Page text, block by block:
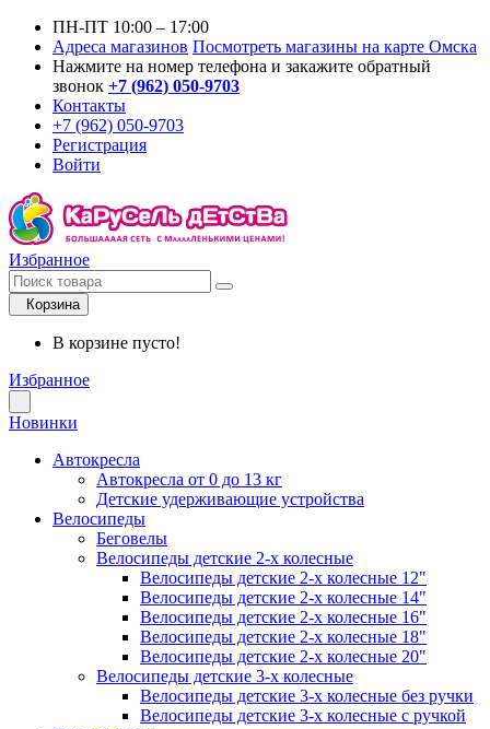
ПН-ПТ 10:00 – 17:00
Адреса магазинов Посмотреть магазины на карте Омска
Нажмите на номер телефона и закажите обратный
звонок +7 (962) 050-9703
Контакты
+7 (962) 050-9703
Регистрация
Войти
Избранное
Корзина
В корзине пусто!
Избранное
Новинки
Автокресла
Автокресла от 0 до 13 кг
Детские удерживающие устройства
Велосипеды
Беговелы
Велосипеды детские 2-х колесные
Велосипеды детские 2-х колесные 12"
Велосипеды детские 2-х колесные 14"
Велосипеды детские 2-х колесные 16"
Велосипеды детские 2-х колесные 18"
Велосипеды детские 2-х колесные 20"
Велосипеды детские 3-х колесные
Велосипеды детские 3-х колесные без ручки
Велосипеды детские 3-х колесные с ручкой